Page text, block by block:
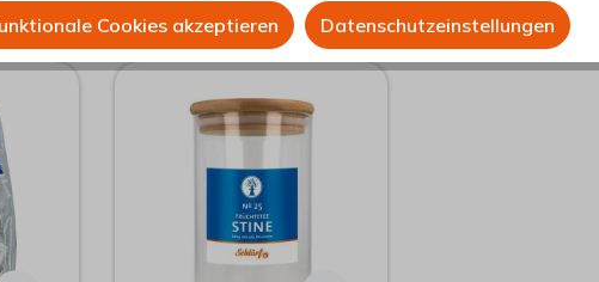
Cookies akzeptieren Datenschutzeinstellungen